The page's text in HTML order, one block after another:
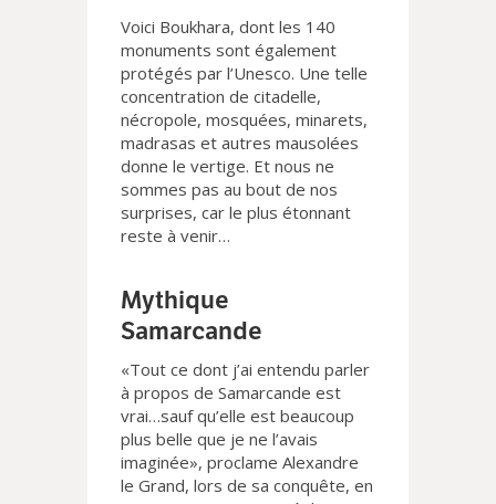
Voici Boukhara, dont les 140
monuments sont également
protégés par l’Unesco. Une telle
concentration de citadelle,
nécropole, mosquées, minarets,
madrasas et autres mausolées
donne le vertige. Et nous ne
sommes pas au bout de nos
surprises, car le plus étonnant
reste à venir…
Mythique
Samarcande
«Tout ce dont j’ai entendu parler
à propos de Samarcande est
vrai…sauf qu’elle est beaucoup
plus belle que je ne l’avais
imaginée», proclame Alexandre
le Grand, lors de sa conquête, en